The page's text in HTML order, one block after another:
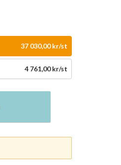
37 030,00 kr/st
4 761,00 kr/st